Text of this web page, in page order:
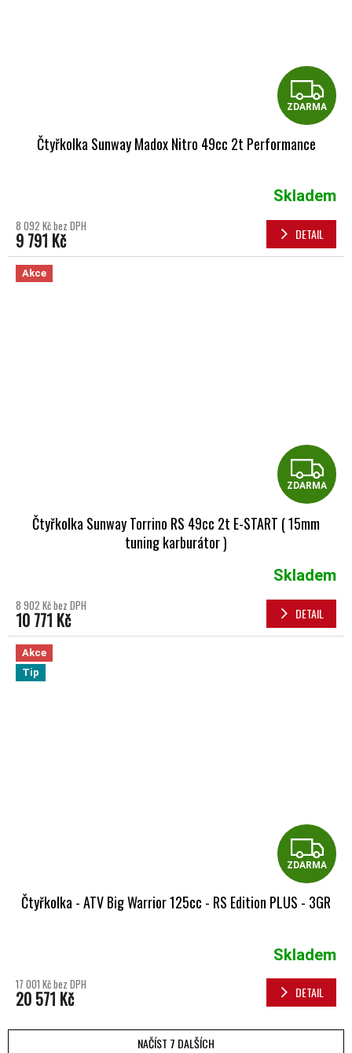
ZDARMA
Čtyřkolka Sunway Madox Nitro 49cc 2t Performance
Skladem
8 092 Kč bez DPH
9 791 Kč DETAIL
Akce
ZDARMA
Čtyřkolka Sunway Torrino RS 49cc 2t E-START ( 15mm
tuning karburátor )
Skladem
8 902 Kč bez DPH
10 771 Kč DETAIL
Akce
Tip
ZDARMA
Čtyřkolka - ATV Big Warrior 125cc - RS Edition PLUS - 3GR
Skladem
17 001 Kč bez DPH
20 571 Kč DETAIL
NAČÍST 7 DALŠÍCH